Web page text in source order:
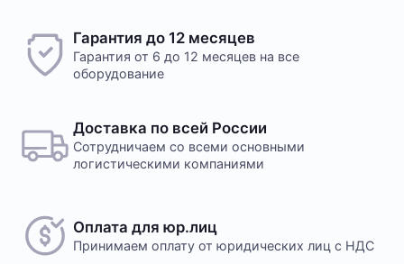
Гарантия до 12 месяцев
Гарантия от 6 до 12 месяцев на все
оборудование
Доставка по всей России
Сотрудничаем со всеми основными
логистическими компаниями
Оплата для юр.лиц
Принимаем оплату от юридических лиц с НДС